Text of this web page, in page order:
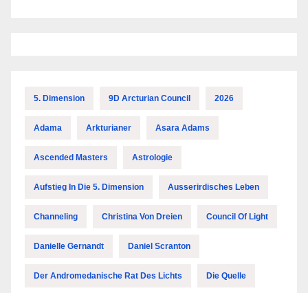
5. Dimension 9D Arcturian Council 2026
Adama Arkturianer Asara Adams
Ascended Masters Astrologie
Aufstieg In Die 5. Dimension Ausserirdisches Leben
Channeling Christina Von Dreien Council Of Light
Danielle Gernandt Daniel Scranton
Der Andromedanische Rat Des Lichts Die Quelle